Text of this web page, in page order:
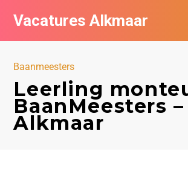
Vacatures Alkmaar
Baanmeesters
Leerling
BaanMeesters –
Alkmaar
Vacatures per bedrijf